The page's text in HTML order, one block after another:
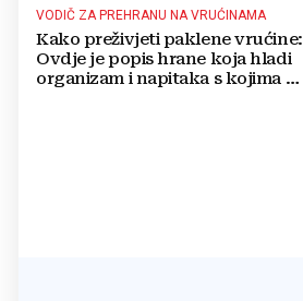
VODIČ ZA PREHRANU NA VRUĆINAMA
Kako preživjeti paklene vrućine:
Ovdje je popis hrane koja hladi
organizam i napitaka s kojima si